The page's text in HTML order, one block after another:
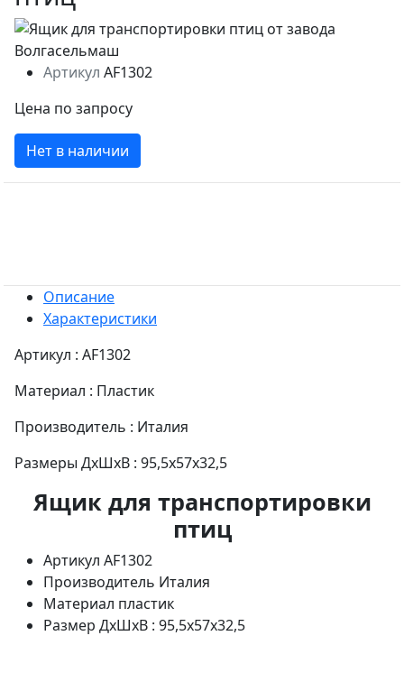
Артикул AF1302
Цена по запросу
Нет в наличии
Описание
Характеристики
Артикул : AF1302
Материал : Пластик
Производитель : Италия
Размеры ДхШхВ : 95,5х57х32,5
Ящик для транспортировки
птиц
Артикул AF1302
Производитель Италия
Материал пластик
Размер ДхШхВ : 95,5х57х32,5